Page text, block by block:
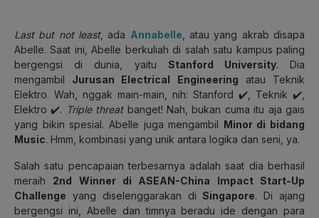
Last but not least, ada Annabelle , atau yang akrab disapa
Abelle. Saat ini, Abelle berkuliah di salah satu kampus paling
bergengsi di dunia, yaitu Stanford University. Dia
mengambil Jurusan Electrical Engineering atau Teknik
Elektro. Wah, nggak main-main, nih: Stanford ✔️, Teknik ✔️,
Elektro ✔️. Triple threatbanget! Nah, bukan cuma itu aja gais
yang bikin spesial. Abelle juga mengambil Minor di bidang
Music. Hmm, kombinasi yang unik antara logika dan seni, ya.
Salah satu pencapaian terbesarnya adalah saat dia berhasil
meraih 2nd Winner di ASEAN-China Impact Start-Up
Challenge yang diselenggarakan diSingapore. Di ajang
bergengsi ini, Abelle dan timnya beradu ide dengan para